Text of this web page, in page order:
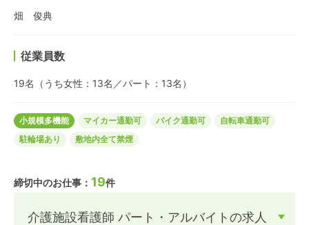
畑 俊典
従業員数
19名（うち女性：13名／パート：13名）
小規模多機能 マイカー通勤可 バイク通勤可
自転車通勤可
駐輪場あり
敷地内全て禁煙
締切中のお仕事： 19件
介護施設看護師 パート・アルバイトの求人